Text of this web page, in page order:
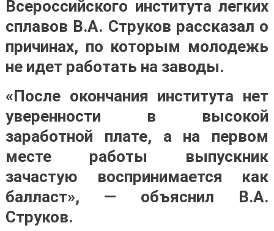
Всероссийского института легких
сплавов В.А. Струков рассказал о
причинах, по которым молодежь
не идет работать на заводы.
«После окончания института нет
уверенности в высокой
заработной плате, а на первом
месте работы выпускник
зачастую воспринимается как
балласт», — объяснил В.А.
Струков.